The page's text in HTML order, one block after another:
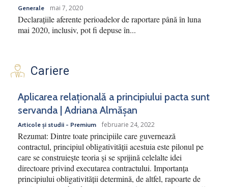
Generale mai 7, 2020
Declarațiile aferente perioadelor de raportare până în luna
mai 2020, inclusiv, pot fi depuse în...
Cariere
Aplicarea relațională a principiului pacta sunt
servanda | Adriana Almășan
Articole și studii - Premium februarie 24, 2022
Rezumat: Dintre toate principiile care guvernează
contractul, principiul obligativității acestuia este pilonul pe
care se construiește teoria și se sprijină celelalte idei
directoare privind executarea contractului. Importanța
principiului obligativității determină, de altfel, rapoarte de